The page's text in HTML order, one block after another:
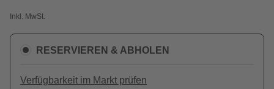
Inkl. MwSt.
RESERVIEREN & ABHOLEN
Verfügbarkeit im Markt prüfen